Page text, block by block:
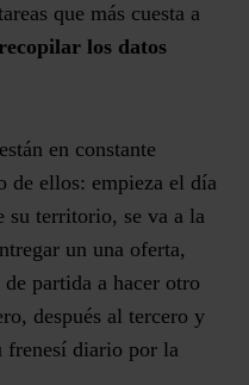
que más cuesta a
recopilar los datos
en constante
de ellos: empieza el día
su territorio, se va a la
un una oferta,
partida a hacer otro
después al tercero y
frenesí diario por la